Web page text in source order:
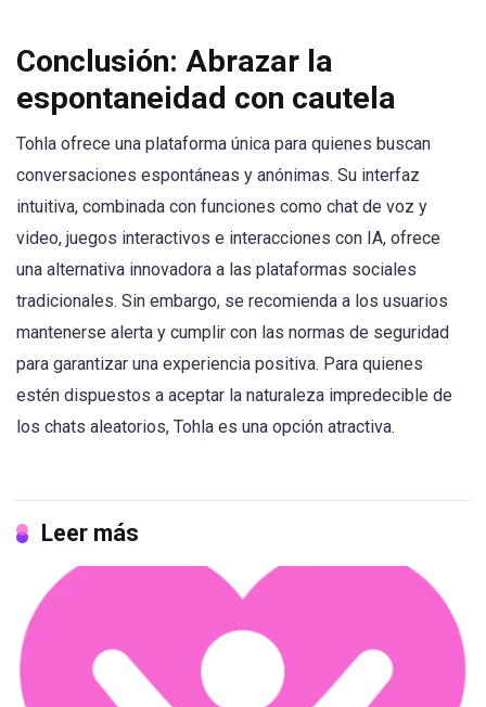
Conclusión: Abrazar la
espontaneidad con cautela
Tohla ofrece una plataforma única para quienes buscan
conversaciones espontáneas y anónimas. Su interfaz
intuitiva, combinada con funciones como chat de voz y
video, juegos interactivos e interacciones con IA, ofrece
una alternativa innovadora a las plataformas sociales
tradicionales. Sin embargo, se recomienda a los usuarios
mantenerse alerta y cumplir con las normas de seguridad
para garantizar una experiencia positiva. Para quienes
estén dispuestos a aceptar la naturaleza impredecible de
los chats aleatorios, Tohla es una opción atractiva.
Leer más